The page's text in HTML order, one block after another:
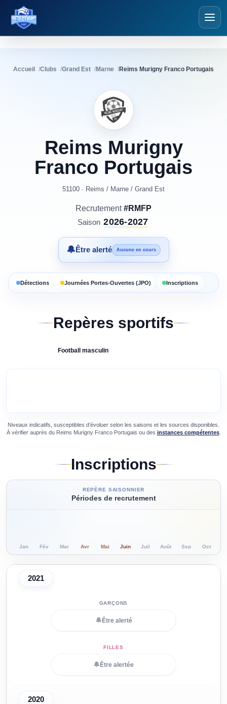
Détections Foot
Accueil Clubs Grand Est Marne Reims Murigny Franco Portugais
Reims Murigny
Franco Portugais
51100 · Reims / Marne / Grand Est
Recrutement#RMFP
Saison 2026-2027
🔔Être alerté Aucune en cours
Détections Journées Portes-Ouvertes (JPO) Inscriptions
Repères sportifs
Football masculin
Niveaux indicatifs, susceptibles d’évoluer selon les saisons et les sources disponibles.
À vérifier auprès du Reims Murigny Franco Portugais ou des instances compétentes.
Inscriptions
REPÈRE SAISONNIER
Périodes de recrutement
Jan Fév Mar Avr Mai Juin Juil Août Sep Oct
2021
🔔 Être alerté
🔔 Être alertée
2020